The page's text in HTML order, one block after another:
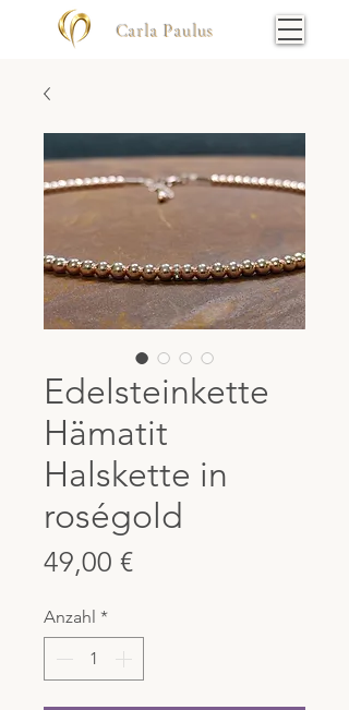
Carla Paulus
Edelsteinkette
Hämatit
Halskette in
roségold
49,00 €Preis
Anzahl *